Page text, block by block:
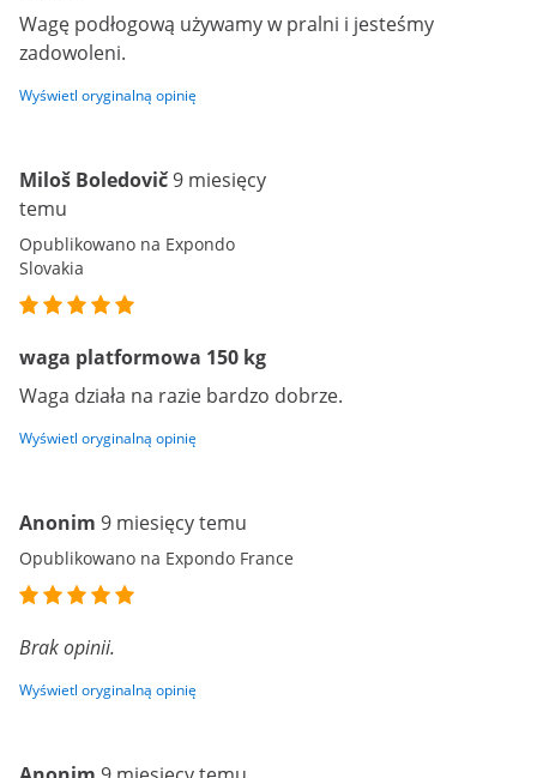
Wagę podłogową używamy w pralni i jesteśmy
zadowoleni.
Wyświetl oryginalną opinię
Miloš Boledovič9 miesięcy
temu
Opublikowano na Expondo
Slovakia
waga platformowa 150 kg
Waga działa na razie bardzo dobrze.
Wyświetl oryginalną opinię
Anonim 9 miesięcy temu
Opublikowano na Expondo France
Brak opinii.
Wyświetl oryginalną opinię